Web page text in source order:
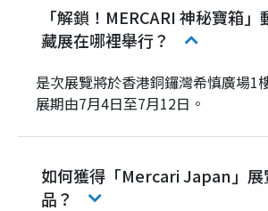
「解鎖！MERCARI 神秘寶箱
藏展在哪裡舉行？
是次展覽將於香港銅鑼灣希慎廣場1
展期由7月4日至7月12日。
如何獲得「Mercari Japan」展
品？